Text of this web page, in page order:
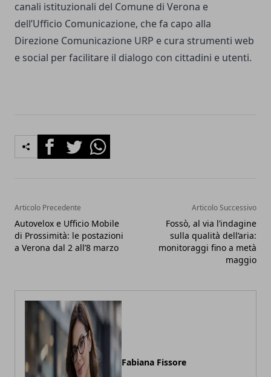
canali istituzionali del Comune di Verona e
dell’Ufficio Comunicazione, che fa capo alla
Direzione Comunicazione URP e cura strumenti web
e social per facilitare il dialogo con cittadini e utenti.
FacebookTwitterWhatsapp
Articolo Precedente
Autovelox e Ufficio Mobile
di Prossimità: le postazioni
a Verona dal 2 all’8 marzo
Articolo Successivo
Fossò, al via l’indagine
sulla qualità dell’aria:
monitoraggi fino a metà
maggio
Fabiana Fissore